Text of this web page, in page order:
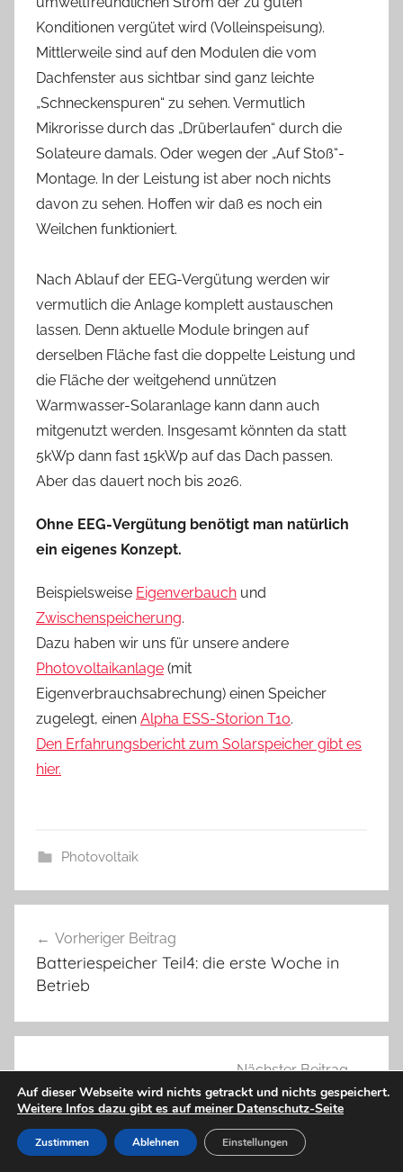
Konditionen vergütet wird (Volleinspeisung).
Mittlerweile sind auf den Modulen die vom
Dachfenster aus sichtbar sind ganz leichte
„Schneckenspuren“ zu sehen. Vermutlich
Mikrorisse durch das „Drüberlaufen“ durch die
Solateure damals. Oder wegen der „Auf Stoß“-
Montage. In der Leistung ist aber noch nichts
davon zu sehen. Hoffen wir daß es noch ein
Weilchen funktioniert.
Nach Ablauf der EEG-Vergütung werden wir
vermutlich die Anlage komplett austauschen
lassen. Denn aktuelle Module bringen auf
derselben Fläche fast die doppelte Leistung und
die Fläche der weitgehend unnützen
Warmwasser-Solaranlage kann dann auch
mitgenutzt werden. Insgesamt könnten da statt
5kWp dann fast 15kWp auf das Dach passen.
Aber das dauert noch bis 2026.
Ohne EEG-Vergütung benötigt man natürlich
ein eigenes Konzept.
Beispielsweise Eigenverbauch und
Zwischenspeicherung.
Dazu haben wir uns für unsere andere
Photovoltaikanlage (mit
Eigenverbrauchsabrechung) einen Speicher
zugelegt, einen Alpha ESS-Storion T10.
Den Erfahrungsbericht zum Solarspeicher gibt es
hier.
Photovoltaik
Vorheriger Beitrag
Batteriespeicher Teil4: die erste Woche in
Betrieb
Nächster Beitrag
Jochens Wetterblog am 1.8.2019
Auf dieser Webseite wird nichts getrackt und nichts gespeichert.
Weitere Infos dazu gibt es auf meiner Datenschutz-Seite
Zustimmen Ablehnen Einstellungen